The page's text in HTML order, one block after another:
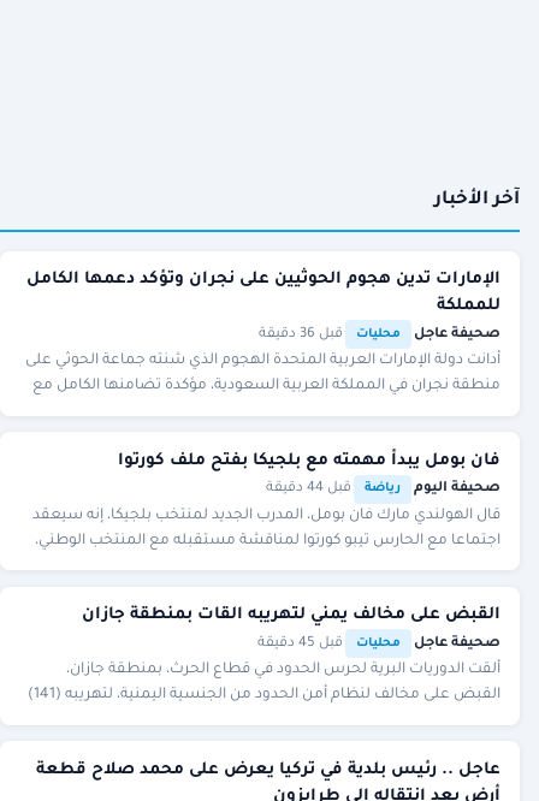
آخر الأخبار
الإمارات تدين هجوم الحوثيين على نجران وتؤكد دعمها الكامل
للمملكة
صحيفة عاجل محليات قبل 36 دقيقة
أدانت دولة الإمارات العربية المتحدة الهجوم الذي شنته جماعة الحوثي على
منطقة نجران في المملكة العربية السعودية، مؤكدة تضامنها الكامل مع
فان بومل يبدأ مهمته مع بلجيكا بفتح ملف كورتوا
صحيفة اليوم رياضة قبل 44 دقيقة
قال الهولندي مارك فان بومل، المدرب الجديد لمنتخب بلجيكا، إنه سيعقد
اجتماعا مع الحارس تيبو كورتوا لمناقشة مستقبله مع المنتخب الوطني،
القبض على مخالف يمني لتهريبه القات بمنطقة جازان
صحيفة عاجل محليات قبل 45 دقيقة
ألقت الدوريات البرية لحرس الحدود في قطاع الحرث، بمنطقة جازان،
القبض على مخالف لنظام أمن الحدود من الجنسية اليمنية، لتهريبه (141)
عاجل .. رئيس بلدية في تركيا يعرض على محمد صلاح قطعة
أرض بعد انتقاله إلى طرابزون